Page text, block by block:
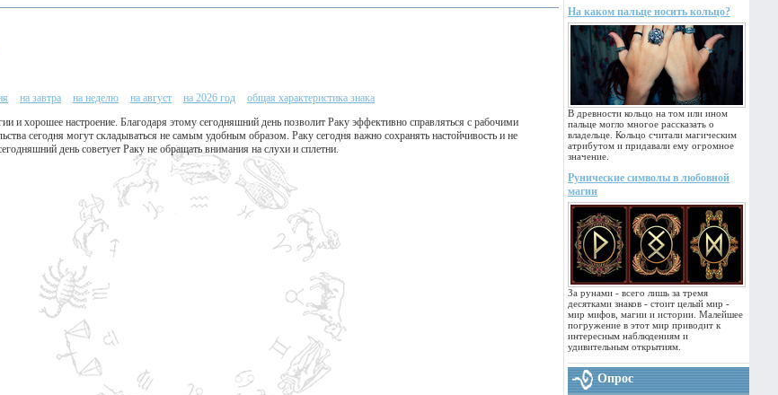
На каком пальце носить кольцо?
В древности кольцо на том или ином
пальце могло многое рассказать о
владельце. Кольцо считали магическим
атрибутом и придавали ему огромное
значение.
Рунические символы в любовной
магии
За рунами - всего лишь за тремя
десятками знаков - стоит целый мир -
мир мифов, магии и истории. Малейшее
погружение в этот мир приводит к
интересным наблюдениям и
удивительным открытиям.
Опрос
на завтра на неделю на август на 2026 год
общая характеристика знака
и хорошее настроение. Благодаря этому сегодняшний день позволит Раку эффективно справляться с рабочими
сегодня могут складываться не самым удобным образом. Раку сегодня важно сохранять настойчивость и не
день советует Раку не обращать внимания на слухи и сплетни.